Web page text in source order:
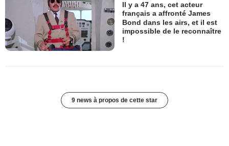
Il y a 47 ans, cet acteur
français a affronté James
Bond dans les airs, et il est
impossible de le reconnaître
!
9 news à propos de cette star